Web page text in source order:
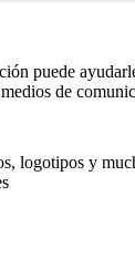
puede
de
logotipos y